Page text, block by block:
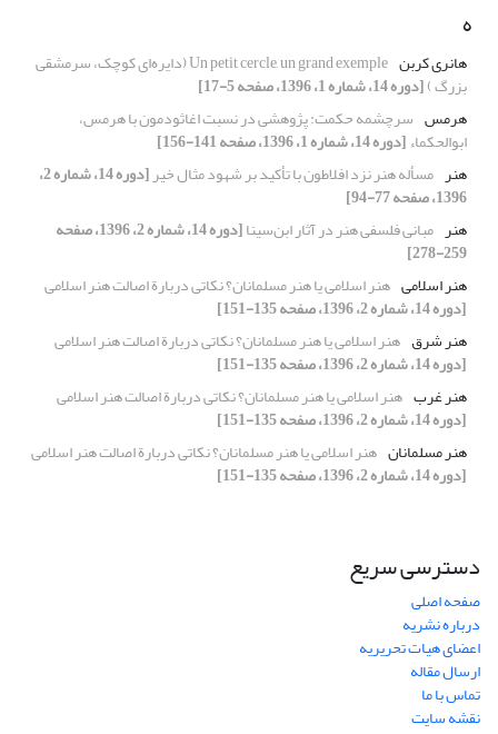
ه
هانری کربن Un petit cercle, un grand exemple (دایره‌ای کوچک، سرمشقی
بزرگ )[دوره 14، شماره 1، 1396، صفحه 5-17]
هرمس سرچشمه حکمت: پژوهشی در نسبت اغاثودمون با هرمس،
ابوالحکماء[دوره 14، شماره 1، 1396، صفحه 141-156]
هنر مسأله هنر نزد افلاطون با تأکید بر شهود مثال خیر [دوره 14، شماره 2،
1396، صفحه 77-94]
هنر مبانی فلسفی هنر در آثار ابن‌سینا [دوره 14، شماره 2، 1396، صفحه
259-278]
هنر اسلامی هنر اسلامی یا هنر مسلمانان؟ نکاتی دربارة اصالت هنر اسلامی
[دوره 14، شماره 2، 1396، صفحه 135-151]
هنر شرق هنر اسلامی یا هنر مسلمانان؟ نکاتی دربارة اصالت هنر اسلامی
[دوره 14، شماره 2، 1396، صفحه 135-151]
هنر غرب هنر اسلامی یا هنر مسلمانان؟ نکاتی دربارة اصالت هنر اسلامی
[دوره 14، شماره 2، 1396، صفحه 135-151]
هنر مسلمانان هنر اسلامی یا هنر مسلمانان؟ نکاتی دربارة اصالت هنر اسلامی
[دوره 14، شماره 2، 1396، صفحه 135-151]
دسترسی سریع
صفحه اصلی
درباره نشریه
اعضای هیات تحریریه
ارسال مقاله
تماس با ما
نقشه سایت